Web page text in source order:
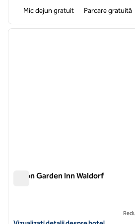
Mic dejun gratuit Parcare gratuită
1 din 12
Hilton Garden Inn Waldorf